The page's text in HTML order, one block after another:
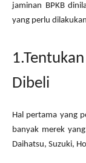
jaminan BPKB
yang perlu
Dibeli
Hal pertama yang
banyak merek
Daihatsu, Suzuki,